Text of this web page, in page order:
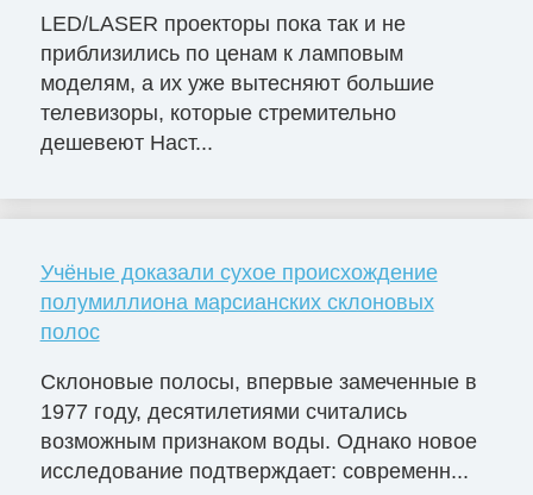
LED/LASER проекторы пока так и не
приблизились по ценам к ламповым
моделям, а их уже вытесняют большие
телевизоры, которые стремительно
дешевеют Наст...
Учёные доказали сухое происхождение
полумиллиона марсианских склоновых
полос
Склоновые полосы, впервые замеченные в
1977 году, десятилетиями считались
возможным признаком воды. Однако новое
исследование подтверждает: современн...